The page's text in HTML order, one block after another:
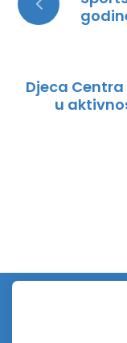
Djeca
u